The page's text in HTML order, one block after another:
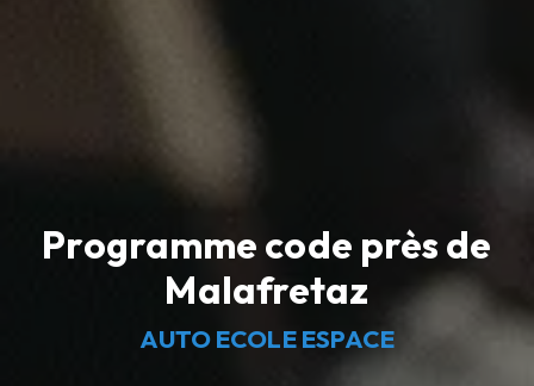
Programme code près de
Malafretaz
AUTO ECOLE ESPACE